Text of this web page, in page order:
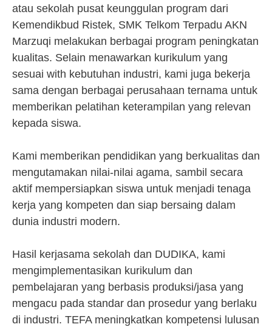
atau sekolah pusat keunggulan program dari
Kemendikbud Ristek, SMK Telkom Terpadu AKN
Marzuqi melakukan berbagai program peningkatan
kualitas. Selain menawarkan kurikulum yang
sesuai with kebutuhan industri, kami juga bekerja
sama dengan berbagai perusahaan ternama untuk
memberikan pelatihan keterampilan yang relevan
kepada siswa.
Kami memberikan pendidikan yang berkualitas dan
mengutamakan nilai-nilai agama, sambil secara
aktif mempersiapkan siswa untuk menjadi tenaga
kerja yang kompeten dan siap bersaing dalam
dunia industri modern.
Hasil kerjasama sekolah dan DUDIKA, kami
mengimplementasikan kurikulum dan
pembelajaran yang berbasis produksi/jasa yang
mengacu pada standar dan prosedur yang berlaku
di industri. TEFA meningkatkan kompetensi lulusan